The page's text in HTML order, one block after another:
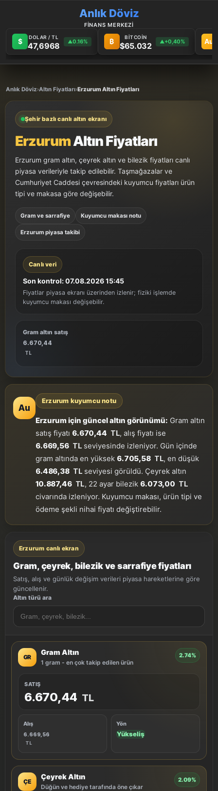
Anlık Döviz
FİNANS MERKEZİ
$ DOLAR / TL
47,6968 ▲0.16% ₿ BİTCOİN
$65.032 ▲+0,40% Au
Anlık Döviz›Altın Fiyatları›Erzurum Altın Fiyatları
Şehir bazlı canlı altın ekranı
ErzurumAltın Fiyatları
Erzurum gram altın, çeyrek altın ve bilezik fiyatları canlı
piyasa verileriyle takip edilebilir. Taşmağazalar ve
Cumhuriyet Caddesi çevresindeki kuyumcu fiyatları ürün
tipi ve makasa göre değişebilir.
Gram ve sarrafiye Kuyumcu makası notu
Erzurum piyasa takibi
Canlı veri
Son kontrol: 07.08.2026 15:45
Fiyatlar piyasa ekranı üzerinden izlenir; fiziki işlemde
kuyumcu makası değişebilir.
Gram altın satış
6.670,44
TL
Au
Erzurum kuyumcu notu
Erzurum için güncel altın görünümü: Gram altın
satış fiyatı 6.670,44 TL, alış fiyatı ise
6.669,56 TL seviyesinde izleniyor. Gün içinde
gram altında en yüksek 6.705,58 TL, en düşük
6.486,38 TL seviyesi görüldü. Çeyrek altın
10.887,46 TL, 22 ayar bilezik 6.073,00 TL
civarında izleniyor. Kuyumcu makası, ürün tipi ve
ödeme şekli nihai fiyatı değiştirebilir.
Erzurum canlı ekran
Gram, çeyrek, bilezik ve sarrafiye fiyatları
Satış, alış ve günlük değişim verileri piyasa hareketlerine göre
güncellenir.
Altın türü ara
GR
Gram Altın
1 gram - en çok takip edilen ürün
2.74%
SATIŞ
6.670,44 TL
Alış
6.669,56
TL
Yön
Yükseliş
ÇE
Çeyrek Altın
Düğün ve hediye tarafında öne çıkar
2.09%